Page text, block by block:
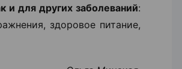
и для других заболеваний:
здоровое питание,